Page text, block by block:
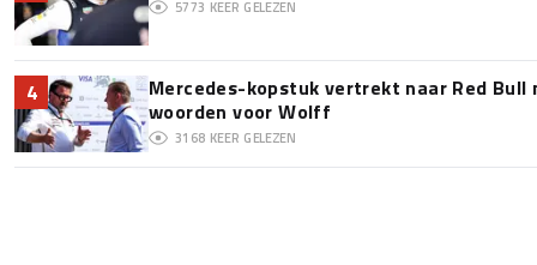
5773 KEER GELEZEN
4
Mercedes-kopstuk vertrekt naar Red
woorden voor Wolff
3168 KEER GELEZEN